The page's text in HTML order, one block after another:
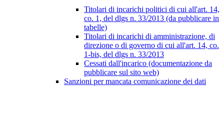
Titolari di incarichi politici di cui all'art. 14,
co. 1, del dlgs n. 33/2013 (da pubblicare in
tabelle)
Titolari di incarichi di amministrazione, di
direzione o di governo di cui all'art. 14, co.
1-bis, del dlgs n. 33/2013
Cessati dall'incarico (documentazione da
pubblicare sul sito web)
Sanzioni per mancata comunicazione dei dati